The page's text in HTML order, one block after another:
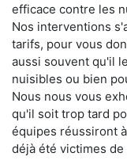
efficace contre les
Nos interventions
tarifs, pour vous
aussi souvent qu'il
nuisibles ou bien
Nous nous vous
qu'il soit trop tard
équipes réussiront
déjà été victimes